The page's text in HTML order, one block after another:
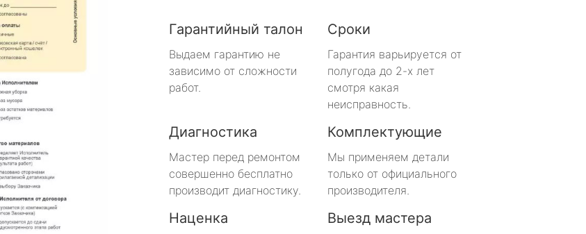
Гарантийный талон
Выдаем гарантию не
зависимо от сложности
работ.
Сроки
Гарантия варьируется от
полугода до 2-х лет
смотря какая
неисправность.
Диагностика
Мастер перед ремонтом
совершенно бесплатно
производит диагностику.
Комплектующие
Мы применяем детали
только от официального
производителя.
Наценка Выезд мастера